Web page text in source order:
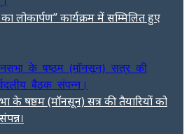
लोकार्पण” कार्यक्रम में सम्मिलित हुए
के षष्ठम (मॉनसून) सत्र की तैयारियों को